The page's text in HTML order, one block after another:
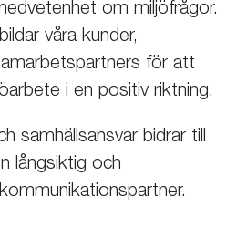
om miljöfrågor.
våra kunder,
för att
i en positiv riktning.
samhällsansvar bidrar till
långsiktig och